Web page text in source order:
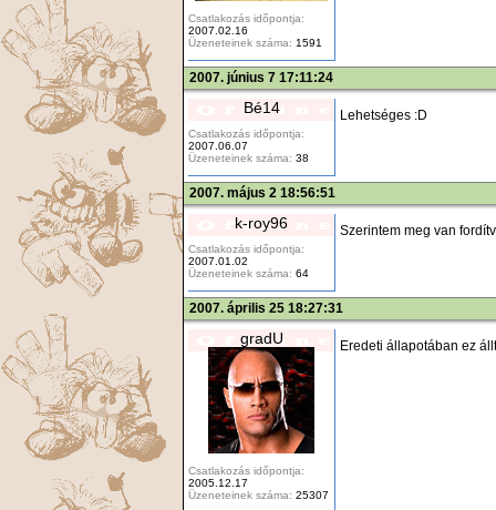
Csatlakozás időpontja:
2007.02.16
Üzeneteinek száma: 1591
2007. június 7 17:11:24
Bé14
Csatlakozás időpontja:
2007.06.07
Üzeneteinek száma: 38
Lehetséges :D
2007. május 2 18:56:51
k-roy96
Csatlakozás időpontja:
2007.01.02
Üzeneteinek száma: 64
Szerintem meg van
2007. április 25 18:27:31
gradU
Csatlakozás időpontja:
2005.12.17
Üzeneteinek száma: 25307
Eredeti állapotában ez